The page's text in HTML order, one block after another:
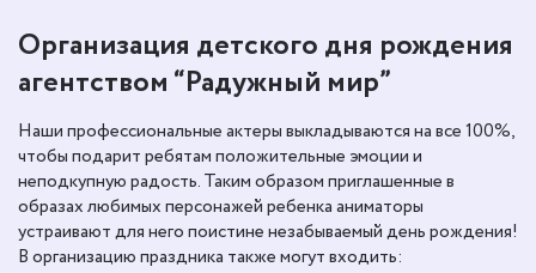
Организация детского дня рождения
агентством “Радужный мир”
Наши профессиональные актеры выкладываются на все 100%,
чтобы подарит ребятам положительные эмоции и
неподкупную радость. Таким образом приглашенные в
образах любимых персонажей ребенка аниматоры
устраивают для него поистине незабываемый день рождения!
В организацию праздника также могут входить: